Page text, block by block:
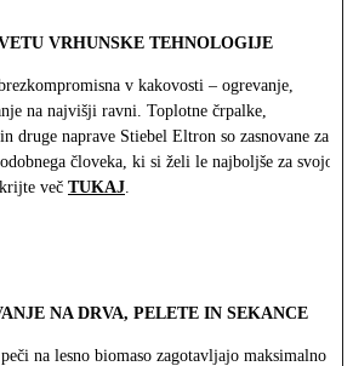
VRHUNSKE TEHNOLOGIJE
v kakovosti – ogrevanje,
na najvišji ravni. Toplotne črpalke,
druge naprave Stiebel Eltron so zasnovane za
človeka, ki si želi le najboljše za svojo
več TUKAJ
NA DRVA, PELETE IN SEKANCE
na lesno biomaso zagotavljajo maksimalno